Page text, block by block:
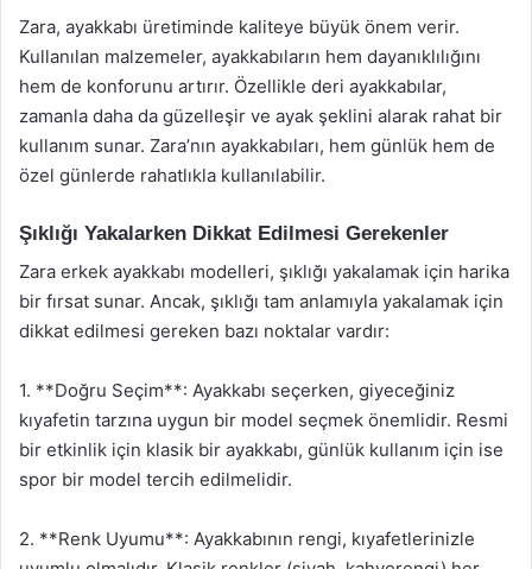
Zara, ayakkabı üretiminde kaliteye büyük önem verir.
Kullanılan malzemeler, ayakkabıların hem dayanıklılığını
hem de konforunu artırır. Özellikle deri ayakkabılar,
zamanla daha da güzelleşir ve ayak şeklini alarak rahat bir
kullanım sunar. Zara’nın ayakkabıları, hem günlük hem de
özel günlerde rahatlıkla kullanılabilir.
Şıklığı Yakalarken Dikkat Edilmesi Gerekenler
Zara erkek ayakkabı modelleri, şıklığı yakalamak için harika
bir fırsat sunar. Ancak, şıklığı tam anlamıyla yakalamak için
dikkat edilmesi gereken bazı noktalar vardır:
1. **Doğru Seçim**: Ayakkabı seçerken, giyeceğiniz
kıyafetin tarzına uygun bir model seçmek önemlidir. Resmi
bir etkinlik için klasik bir ayakkabı, günlük kullanım için ise
spor bir model tercih edilmelidir.
2. **Renk Uyumu**: Ayakkabının rengi, kıyafetlerinizle